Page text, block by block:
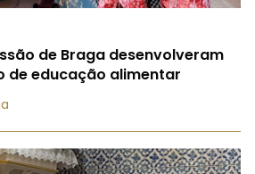
de Braga desenvolveram
de educação alimentar